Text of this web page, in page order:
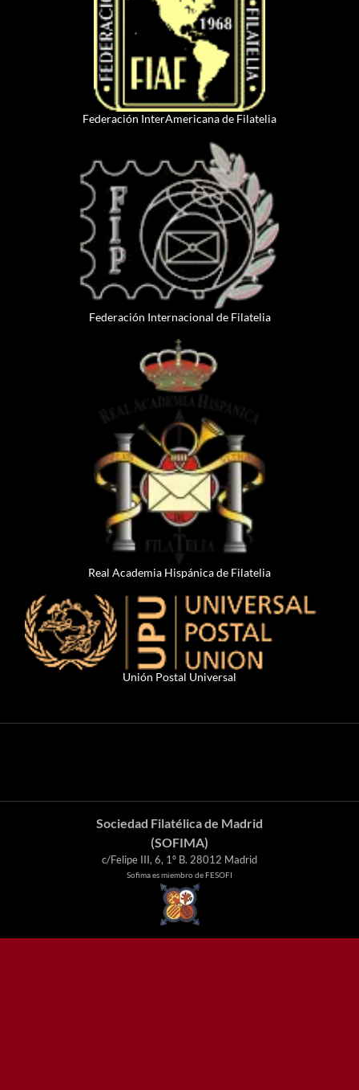
Federación InterAmericana de Filatelia
Federación Internacional de Filatelia
Real Academia Hispánica de Filatelia
Unión Postal Universal
Sociedad Filatélica de Madrid
(SOFIMA)
c/Felipe III, 6, 1º B. 28012 Madrid
Sofima es miembro de FESOFI